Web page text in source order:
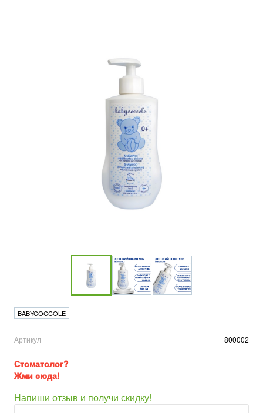
BABYCOCCOLE
Артикул 800002
Стоматолог?
Жми сюда!
Напиши отзыв и получи скидку!